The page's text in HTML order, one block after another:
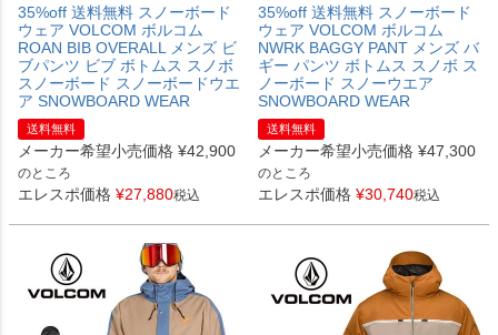
35%off 送料無料 スノーボード
ウェア VOLCOM ボルコム
ROAN BIB OVERALL メンズ ビ
ブパンツ ビブ ボトムス スノボ
スノーボード スノーボードウエ
ア SNOWBOARD WEAR
送料無料
メーカー希望小売価格 ¥42,900
のところ
エレスポ価格 ¥27,880税込
35%off 送料無料 スノーボード
ウェア VOLCOM ボルコム
NWRK BAGGY PANT メンズ バ
ギー パンツ ボトムス スノボ ス
ノーボード スノーウエア
SNOWBOARD WEAR
送料無料
メーカー希望小売価格 ¥47,300
のところ
エレスポ価格 ¥30,740税込